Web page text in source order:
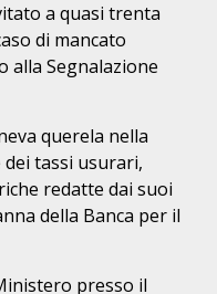
a quasi trenta
di mancato
alla Segnalazione
querela nella
dei tassi usurari,
redatte dai suoi
della Banca per il
presso il